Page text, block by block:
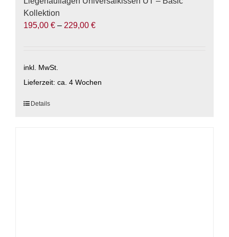
Kollektion
195,00 € – 229,00 €
inkl. MwSt.
Lieferzeit: ca. 4 Wochen
Dieses
Details